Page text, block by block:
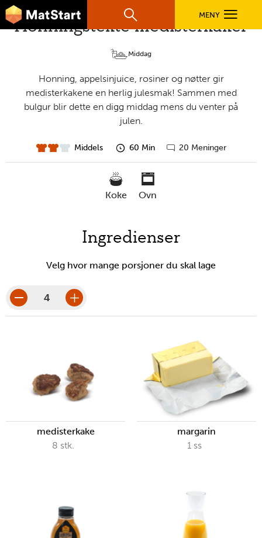
Hopp til hovedinnhold
hovednavigasjonsmobilversjon
Søk MENY
FILM
FØR DU STARTER
TIL DE VOKSNE
Honningstekte medisterkaker
Middag
Honning, appelsinjuice, rosiner og nøtter gir
medisterkakene en herlig julesmak! Sammen med
bulgur blir dette en digg middag mens du venter på
julen.
vanskelighet
Middels
forberedelsestid
60 Min
Gå
20 Meninger
koke ovn
Ingredienser
Velg hvor mange porsjoner du skal lage
porsjoner
medisterkake
8 stk.
margarin
1 ss